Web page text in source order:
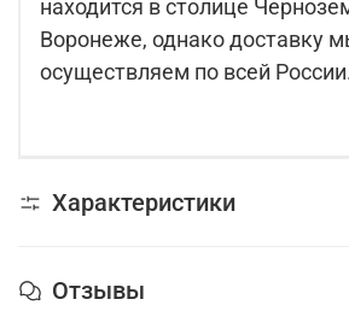
находится в столице
Воронеже, однако доставку
осуществляем по всей
Характеристики
Отзывы